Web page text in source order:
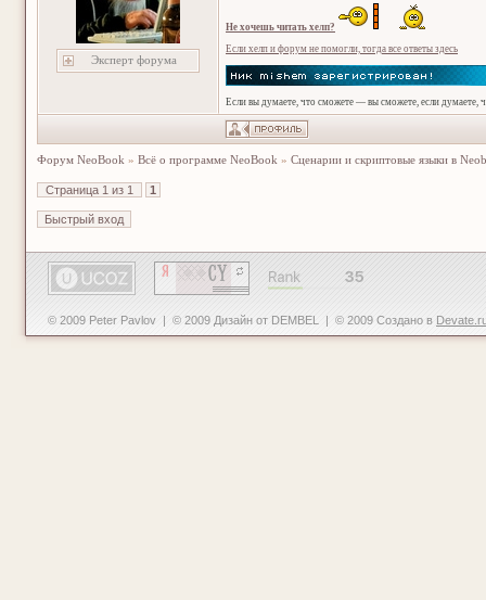
Эксперт форума
Не хочешь читать хелп?
Если хелп и форум не помогли, тогда все ответы здесь
Если вы думаете, что сможете — вы сможете, если думаете,
Форум NeoBook » Всё о программе NeoBook » Сценарии и скриптовые языки в
Страница 1 из 1 1
© 2009 Peter Pavlov | © 2009 Дизайн от DEMBEL | © 2009 Создано в